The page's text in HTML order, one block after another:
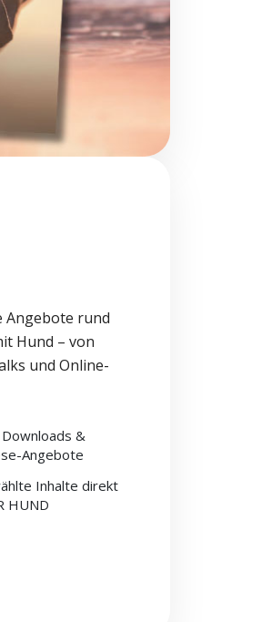
Angebote rund
Hund – von
und Online-
&
Angebote
Inhalte direkt
HUND